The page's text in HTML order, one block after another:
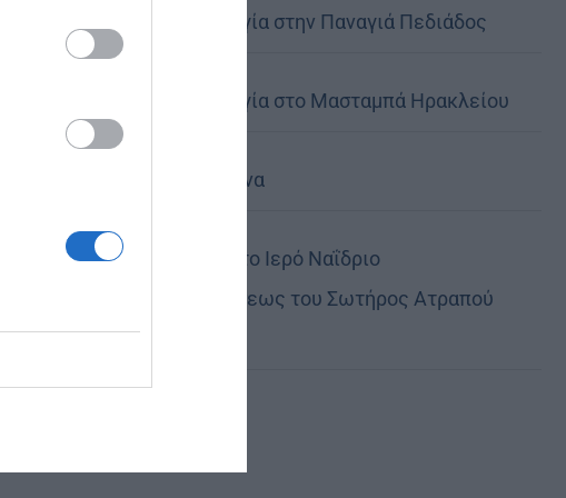
Θεία Λειτουργία στην Παναγιά Πεδιάδος
Θεία Λειτουργία στο Μασταμπά Ηρακλείου
Τα Ιερά Κείμενα
Πανηγυρίζει το Ιερό Ναΐδριο
Μεταμορφώσεως του Σωτήρος Ατραπού
Φλώρινας